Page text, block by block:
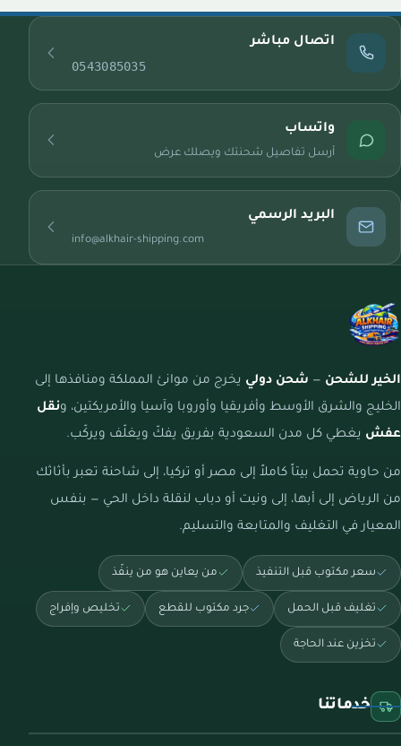
اتصال مباشر
0543085035
واتساب
أرسل تفاصيل شحنتك ويصلك عرض
البريد الرسمي
info@alkhair-shipping.com
الخير للشحن — شحن دولي يخرج من موانئ المملكة ومنافذها إلى
الخليج والشرق الأوسط وأفريقيا وأوروبا وآسيا والأمريكتين، ونقل
عفش يغطي كل مدن السعودية بفريق يفكّ ويغلّف ويركّب.
من حاوية تحمل بيتاً كاملاً إلى مصر أو تركيا، إلى شاحنة تعبر بأثاثك
من الرياض إلى أبها، إلى ونيت أو دباب لنقلة داخل الحي — بنفس
المعيار في التغليف والمتابعة والتسليم.
سعر مكتوب قبل التنفيذ من يعاين هو من ينفّذ
تغليف قبل الحمل جرد مكتوب للقطع تخليص وإفراج
تخزين عند الحاجة
خدماتنا